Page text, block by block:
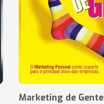
Marketing de Gente